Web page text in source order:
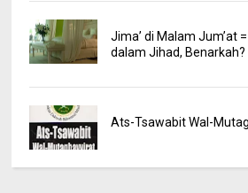
Jima’ di Malam Jum’at
dalam Jihad, Benarkah?
Ats-Tsawabit Wal-